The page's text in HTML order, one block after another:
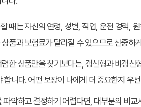
때는 자신의 연령, 성별, 직업, 운전 경력,
품과 보험료가 달라질 수 있으므로 신중하
한 상품만을 찾기보다는, 갱신형과 비갱신
니다. 어떤 보장이 나에게 더 중요한지 우
파악하고 결정하기 어렵다면, 대부분의 비